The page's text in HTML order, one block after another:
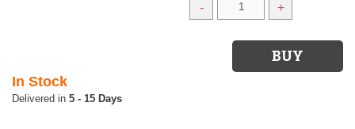
- +
In Stock
5 - 15 Days